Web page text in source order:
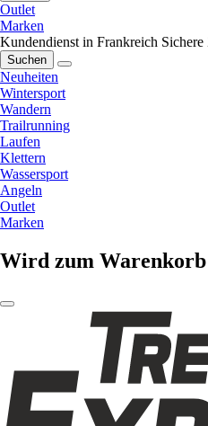
Outlet
Marken
Kundendienst in Frankreich
Suchen
Neuheiten
Wintersport
Wandern
Trailrunning
Laufen
Klettern
Wassersport
Angeln
Outlet
Marken
Wird zum